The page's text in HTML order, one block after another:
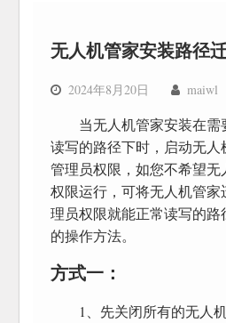
无人机管家安装路径
2024年8月20日 maiwl
当无人机管家安装在
读写的路径下时，启动无人
管理员权限，如您不希望无
权限运行，可将无人机管家
理员权限就能正常读写的路
的操作方法。
方式一：
1、先关闭所有的无人